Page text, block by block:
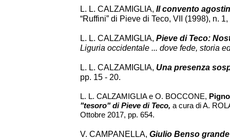
L. L. CALZAMIGLIA, Il convento
“Ruffini” di Pieve di Teco, VII (1998), n.
L. L. CALZAMIGLIA, Pieve di Teco:
Liguria occidentale ... dove fede, storia
L. L. CALZAMIGLIA, Una presenza
pp. 15 - 20.
L. L. CALZAMIGLIA e O. BOCCONE,
"tesoro" di Pieve di Teco, a cura di A.
Ottobre 2017, pp. 654.
V. CAMPANELLA, Giulio Benso